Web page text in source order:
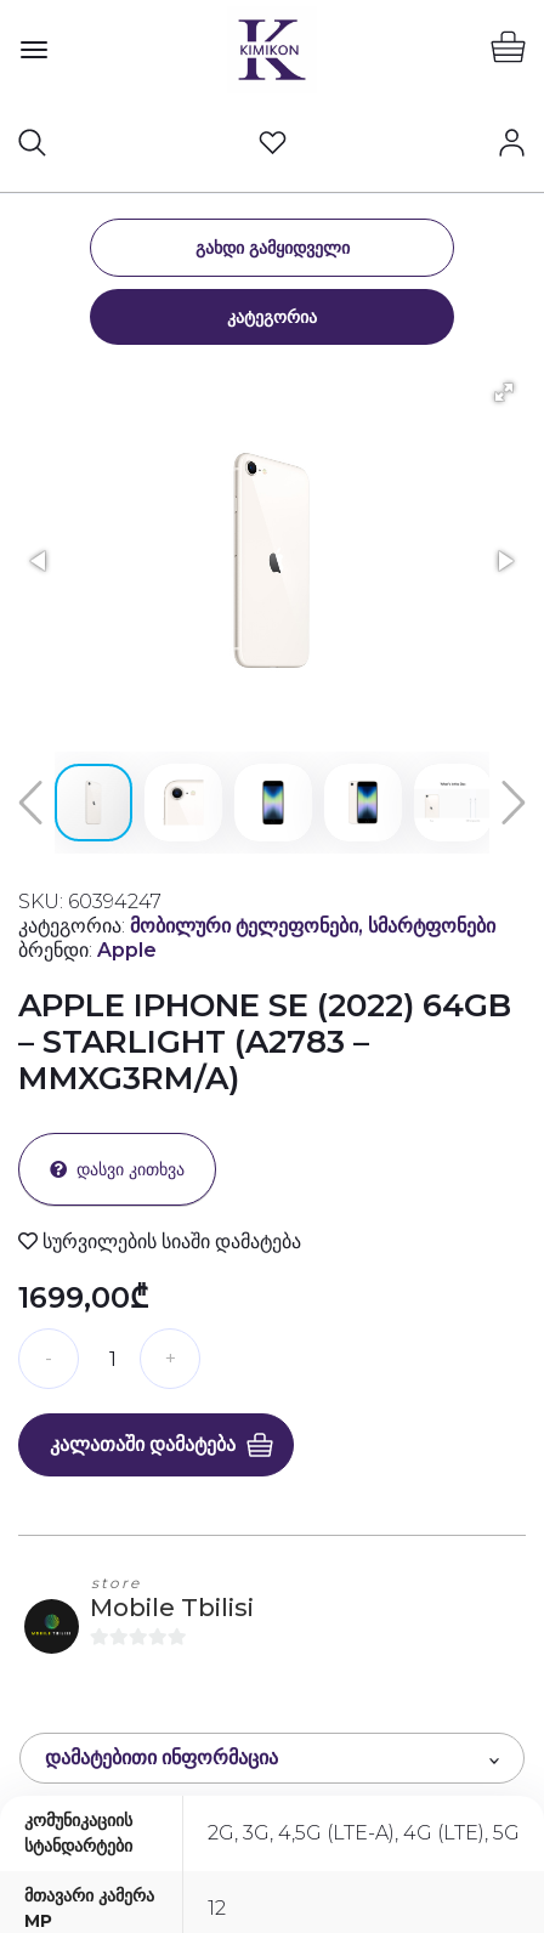
ᲒᲐᲮᲓᲘ ᲒᲐᲛᲧᲘᲓᲕᲔᲚᲘ
ᲙᲐᲢᲔᲒᲝᲠᲘᲐ
SKU: 60394247
კატეგორია: მობილური ტელეფონები, სმარტფონები
ბრენდი: Apple
APPLE IPHONE SE (2022) 64GB
– STARLIGHT (A2783 –
MMXG3RM/A)
ᲓᲐᲡᲕᲘ ᲙᲘᲗᲮᲕᲐ
სურვილების სიაში დამატება
1699,00₾
ᲙᲐᲚᲐᲗᲐᲨᲘ ᲓᲐᲛᲐᲢᲔᲑᲐ
store
Mobile Tbilisi
o
5
ᲓᲐᲛᲐᲢᲔᲑᲘᲗᲘ ᲘᲜᲤᲝᲠᲛᲐᲪᲘᲐ
Კომუნიკაციის
Სტანდარტები
2G, 3G, 4,5G (LTE-A), 4G (LTE), 5G
Მთავარი Კამერა
MP
12